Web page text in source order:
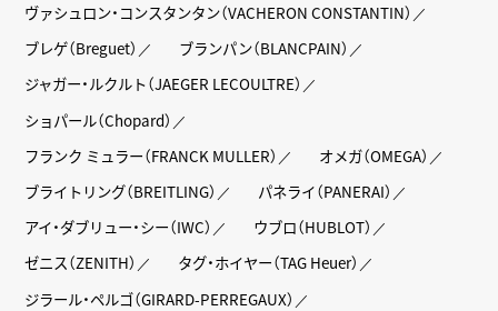
ヴァシュロン・コンスタンタン（VACHERON CONSTANTIN）
ブレゲ（Breguet）
ブランパン（BLANCPAIN）
ジャガー・ルクルト（JAEGER LECOULTRE）
ショパール（Chopard）
フランク ミュラー（FRANCK MULLER）
オメガ（OMEGA）
ブライトリング（BREITLING）
パネライ（PANERAI）
アイ・ダブリュー・シー（IWC）
ウブロ（HUBLOT）
ゼニス（ZENITH）
タグ・ホイヤー（TAG Heuer）
ジラール・ペルゴ（GIRARD-PERREGAUX）